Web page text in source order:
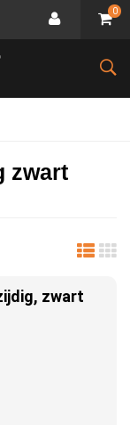
0
zwart
zwart